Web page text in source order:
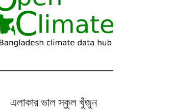
এলাকার ভাল স্কুল খুঁজুন